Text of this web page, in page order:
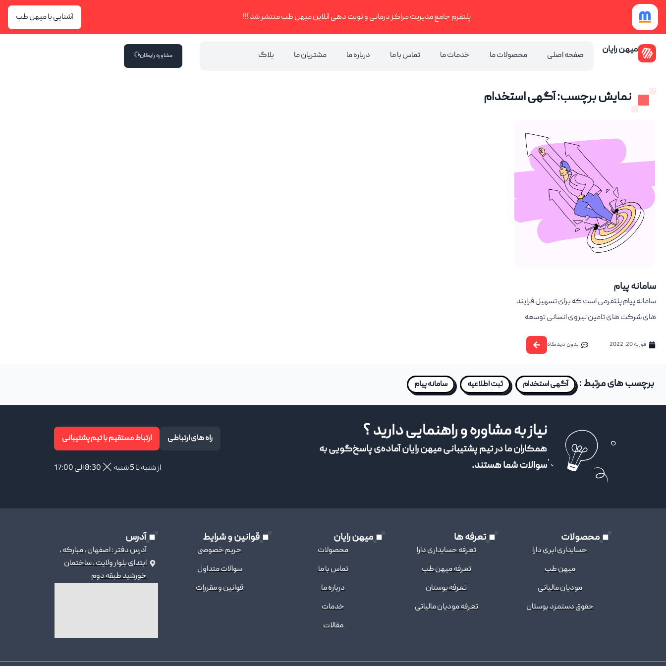
پرش
محتوا
پلتفرم جامع مدیریت مراکز درمانی و نوبت دهی آنلاین میهن طب منتشر شد !!! آشنایی با میهن طب
میهن رایان صفحه اصلی محصولات ما خدمات ما تماس با ما درباره ما مشتریان ما بلاگ مشاوره رایگان
نمایش برچسب: آگهی استخدام
سامانه پیام
سامانه پیام پلتفرمی است که برای تسهیل فرایند
های شرکت های تامین نیروی انسانی توسعه
فوریه 20, 2022 بدون دیدگاه
آگهی استخدام ثبت اطلاعیه سامانه پیام برچسب های مرتبط :
نیاز به مشاوره و راهنمایی دارید ؟
همکاران ما در تیم پشتیبانی میهن رایان آماده‌ی پاسخ‌گویی به
سوالات شما هستند.
ارتباط مستقیم با تیم پشتیبانی راه های ارتباطی
8:30 الی 17:00 از شنبه تا 5 شنبه
محصولات
حسابداری ابری دارا
میهن طب
مودیان مالیاتی
حقوق دستمزد بوستان
تعرفه ها
تعرفه حسابداری دارا
تعرفه میهن طب
تعرفه بوستان
تعرفه مودیان مالیاتی
میهن رایان
محصولات
تماس با ما
درباره ما
خدمات
مقالات
قوانین و شرایط
حریم خصوصی
سوالات متداول
قوانین و مقررات
آدرس
آدرس دفتر : اصفهان ، مبارکه ،
ابتدای بلوار ولایت ، ساختمان
خورشید طبقه دوم